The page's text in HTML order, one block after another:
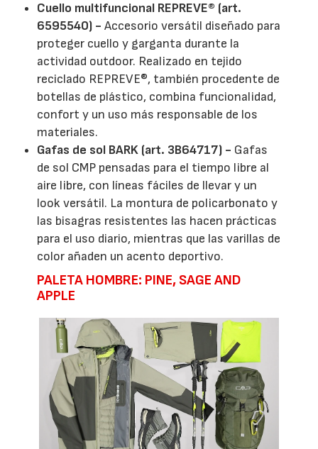
Cuello multifuncional REPREVE® (art.
6595540) - Accesorio versátil diseñado para
proteger cuello y garganta durante la
actividad outdoor. Realizado en tejido
reciclado REPREVE®, también procedente de
botellas de plástico, combina funcionalidad,
confort y un uso más responsable de los
materiales.
Gafas de sol BARK (art. 3B64717) - Gafas
de sol CMP pensadas para el tiempo libre al
aire libre, con líneas fáciles de llevar y un
look versátil. La montura de policarbonato y
las bisagras resistentes las hacen prácticas
para el uso diario, mientras que las varillas de
color añaden un acento deportivo.
PALETA HOMBRE: PINE, SAGE AND
APPLE